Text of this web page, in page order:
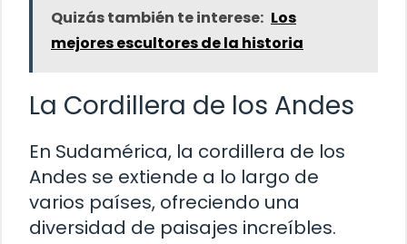
Quizás también te interese: Los
mejores escultores de la historia
La Cordillera de los Andes
En Sudamérica, la cordillera de los
Andes se extiende a lo largo de
varios países, ofreciendo una
diversidad de paisajes increíbles.